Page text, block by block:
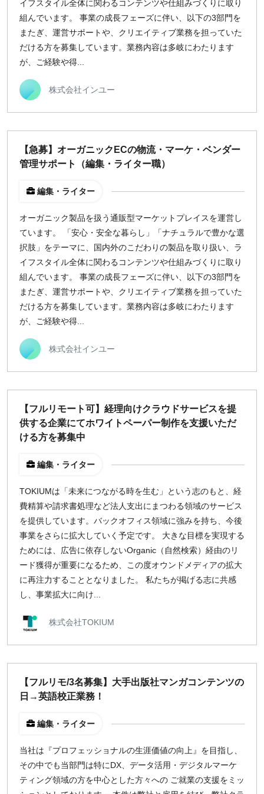
イフスタイル全体に関わるコンテンツや仕組みづくりに取り
組んでいます。 事業の成長フェーズに伴い、以下の3部門を
またぎ、運営サポートや、クリエイティブ業務を担っていた
だける方を募集しています。業務内容は多岐にわたります
が、ご経験や得...
株式会社インユー
【急募】オーガニックECの物流・マーケ・ベンダー
管理サポート（編集・ライター職）
編集・ライター
オーガニック製品を扱う通販型マーケットプレイスを運営し
ています。 「安心・安全な暮らし」「ナチュラルで豊かな選
択肢」をテーマに、国内外のこだわりの製品を取り扱い、ラ
イフスタイル全体に関わるコンテンツや仕組みづくりに取り
組んでいます。 事業の成長フェーズに伴い、以下の3部門を
またぎ、運営サポートや、クリエイティブ業務を担っていた
だける方を募集しています。業務内容は多岐にわたります
が、ご経験や得...
株式会社インユー
【フルリモート可】経理向けクラウドサービスを提
供する企業にてホワイトペーパー制作を支援いただ
ける方を募集中
編集・ライター
TOKIUMは「未来につながる時を生む」という志のもと、経
費精算や請求書処理など法人支出にまつわる領域のサービス
を提供しています。バックオフィス領域に強みを持ち、今後
事業をさらに拡大していく予定です。 大きな目標を実現する
ためには、広告に依存しないOrganic（自然検索）経由のリ
ード獲得が重要になるため、この度オウンドメディアの拡大
に再注力することとなりました。 私たちが掲げる志に共感
し、事業拡大に向け...
株式会社TOKIUM
【フルリモ/3名募集】大手出版社マンガコンテンツの
日→英語校正業務！
編集・ライター
当社は『プロフェッショナルの生涯価値の向上』を目指し、
その中でも当部門は特にDX、データ活用・デジタルマーケ
ティング領域の方を中心とした方々への ご就業の支援をミッ